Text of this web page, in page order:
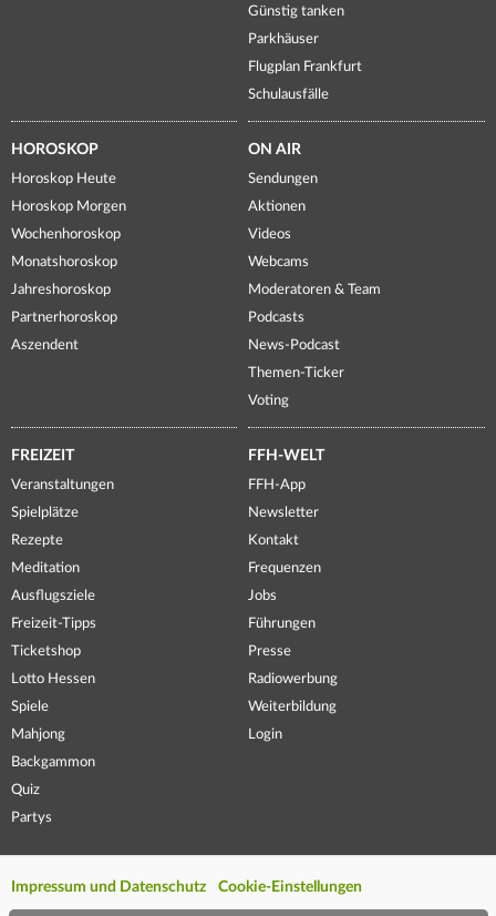
Günstig tanken
Parkhäuser
Flugplan Frankfurt
Schulausfälle
HOROSKOP
Horoskop Heute
Horoskop Morgen
Wochenhoroskop
Monatshoroskop
Jahreshoroskop
Partnerhoroskop
Aszendent
ON AIR
Sendungen
Aktionen
Videos
Webcams
Moderatoren & Team
Podcasts
News-Podcast
Themen-Ticker
Voting
FREIZEIT
Veranstaltungen
Spielplätze
Rezepte
Meditation
Ausflugsziele
Freizeit-Tipps
Ticketshop
Lotto Hessen
Spiele
Mahjong
Backgammon
Quiz
Partys
FFH-WELT
FFH-App
Newsletter
Kontakt
Frequenzen
Jobs
Führungen
Presse
Radiowerbung
Weiterbildung
Login
Impressum und Datenschutz Cookie-Einstellungen